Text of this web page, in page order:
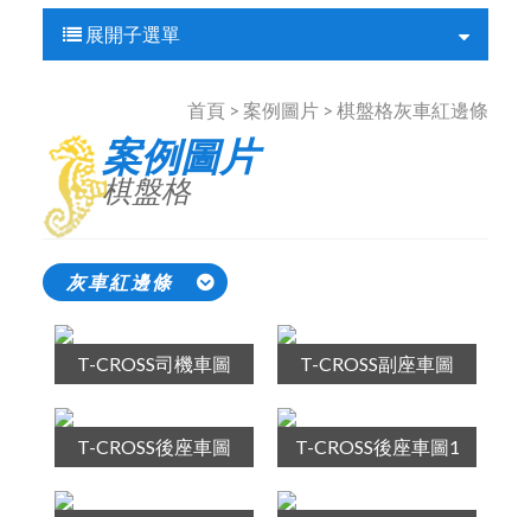
展開子選單
首頁 > 案例圖片 > 棋盤格灰車紅邊條
案例圖片
棋盤格
灰車紅邊條
T-CROSS司機車圖 T-CROSS副座車圖
T-CROSS後座車圖 T-CROSS後座車圖1